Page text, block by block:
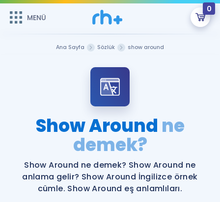
MENÜ
0
Şifremi Hatırlamıyorum
Sepetin Şu An Boş.
Remzi Hoca ile seni sınava hazırlayacak onlarca eğitim seni
bekliyor!
MENÜ
Katılımcı Görüşleri
Faydalı Araçlar
Ücretsiz Kaynaklar
İngilizce Gramer
Ana Sayfa Sözlük show around
Show Around ne
demek?
Show Around ne demek? Show Around ne
anlama gelir? Show Around İngilizce örnek
cümle. Show Around eş anlamlıları.